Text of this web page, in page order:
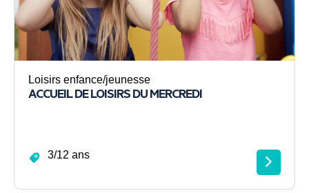
Loisirs enfance/jeunesse
ACCUEIL DE LOISIRS DU MERCREDI
3/12 ans